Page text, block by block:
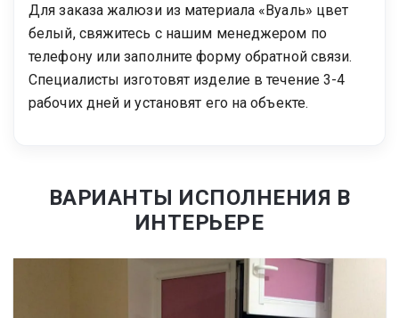
Для заказа жалюзи из материала «Вуаль» цвет
белый, свяжитесь с нашим менеджером по
телефону или заполните форму обратной связи.
Специалисты изготовят изделие в течение 3-4
рабочих дней и установят его на объекте.
ВАРИАНТЫ ИСПОЛНЕНИЯ В
ИНТЕРЬЕРЕ